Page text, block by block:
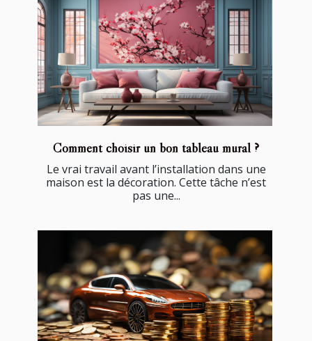
Comment choisir un bon tableau mural ?
Le vrai travail avant l’installation dans une
maison est la décoration. Cette tâche n’est
pas une...